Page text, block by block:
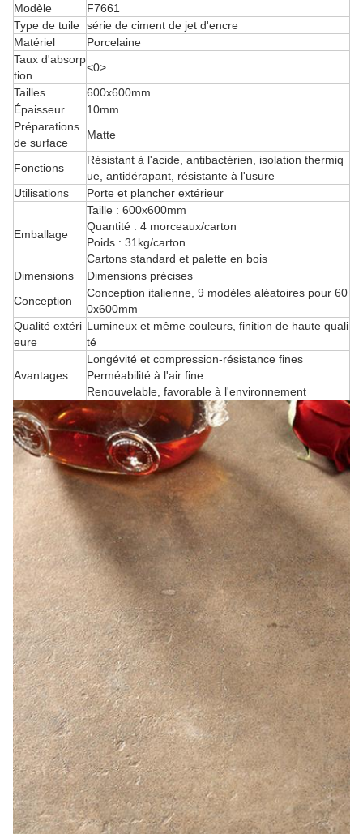
Modèle
F7661
Type de tuile série de ciment de jet d'encre
Matériel
Porcelaine
Taux d'absorp
tion
<0>
Tailles
600x600mm
Épaisseur
10mm
Préparations
de surface
Matte
Fonctions
Résistant à l'acide, antibactérien, isolation thermiq
ue, antidérapant, résistante à l'usure
Utilisations
Porte et plancher extérieur
Emballage
Taille : 600x600mm
Quantité : 4 morceaux/carton
Poids : 31kg/carton
Cartons standard et palette en bois
Dimensions
Dimensions précises
Conception
Conception italienne, 9 modèles aléatoires pour 60
0x600mm
Qualité extéri
eure
Lumineux et même couleurs, finition de haute quali
té
Avantages
Longévité et compression-résistance fines
Perméabilité à l'air fine
Renouvelable, favorable à l'environnement